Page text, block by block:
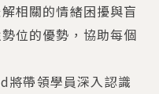
相關的情緒困擾與盲
位的優勢，協助每個
將帶領學員深入認識